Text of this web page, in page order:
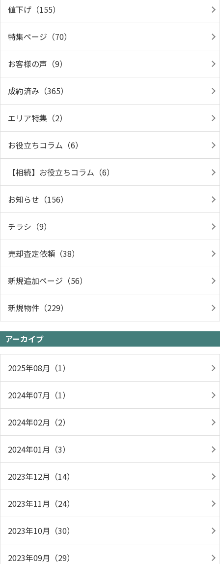
値下げ（155）
特集ページ（70）
お客様の声（9）
成約済み（365）
エリア特集（2）
お役立ちコラム（6）
【相続】お役立ちコラム（6）
お知らせ（156）
チラシ（9）
売却査定依頼（38）
新規追加ページ（56）
新規物件（229）
アーカイブ
2025年08月（1）
2024年07月（1）
2024年02月（2）
2024年01月（3）
2023年12月（14）
2023年11月（24）
2023年10月（30）
2023年09月（29）